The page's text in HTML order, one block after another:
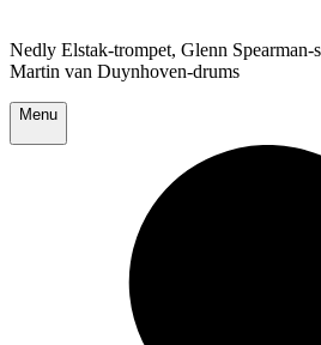
Nedly Elstak-trompet, Glenn
Martin van Duynhoven-drums
Menu